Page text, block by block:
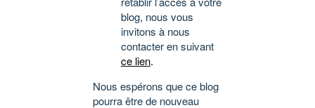
blog, nous vous
invitons à nous
contacter en suivant
ce lien.
Nous espérons que ce blog
pourra être de nouveau